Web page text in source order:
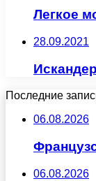
Легкое
28.09.2021
Последние
06.08.2026
06.08.2026